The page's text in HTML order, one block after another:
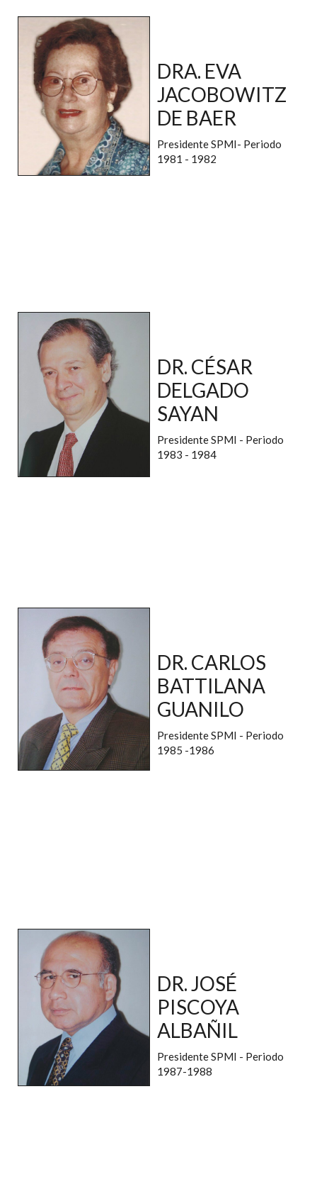
DRA. EVA
JACOBOWITZ
DE BAER
Presidente SPMI- Periodo
1981 - 1982
DR. CÉSAR
DELGADO
SAYAN
Presidente SPMI - Periodo
1983 - 1984
DR. CARLOS
BATTILANA
GUANILO
Presidente SPMI - Periodo
1985 -1986
DR. JOSÉ
PISCOYA
ALBAÑIL
Presidente SPMI - Periodo
1987-1988